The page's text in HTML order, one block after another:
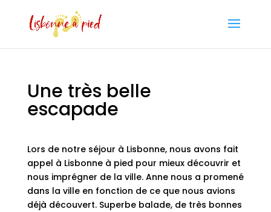
Une très belle
escapade
Lors de notre séjour à Lisbonne, nous avons fait
appel à Lisbonne à pied pour mieux découvrir et
nous imprégner de la ville. Anne nous a promené
dans la ville en fonction de ce que nous avions
déjà découvert. Superbe balade, de très bonnes